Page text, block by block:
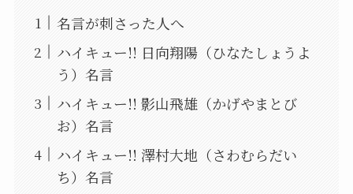
名言が刺さった人へ
ハイキュー!! 日向翔陽（ひなたしょうよ
う）名言
ハイキュー!! 影山飛雄（かげやまとび
お）名言
ハイキュー!! 澤村大地（さわむらだい
ち）名言